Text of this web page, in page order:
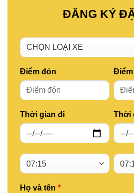
ĐĂNG KÝ
Điểm đón
Thời gian đi
Điểm
Thời
Họ và tên *